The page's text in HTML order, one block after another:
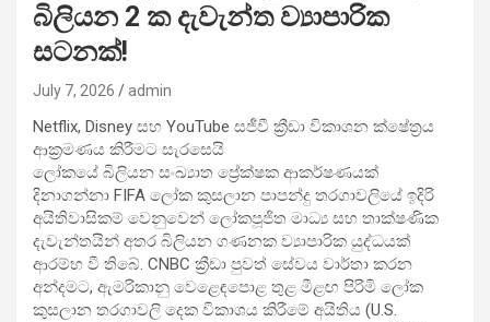
බිලියන 2 ක දැවැන්ත ව්‍යාපාරික
සටනක්!
July 7, 2026 admin
Netflix, Disney සහ YouTube සජීවී ක්‍රීඩා විකාශන ක්ෂේත්‍රය
ආක්‍රමණය කිරීමට සැරසෙයි
ලෝකයේ බිලියන සංඛ්‍යාත ප්‍රේක්ෂක ආකර්ෂණයක්
දිනාගන්නා FIFA ලෝක කුසලාන පාපන්දු තරගාවලියේ ඉදිරි
අයිතිවාසිකම් වෙනුවෙන් ලෝකපූජිත මාධ්‍ය සහ තාක්ෂණික
දැවැන්තයින් අතර බිලියන ගණනක ව්‍යාපාරික යුද්ධයක්
ආරම්භ වී තිබේ. CNBC ක්‍රීඩා පුවත් සේවය වාර්තා කරන
අන්දමට, ඇමරිකානු වෙළෙඳපොළ තුළ මීළඟ පිරිමි ලෝක
කුසලාන තරගාවලි දෙක විකාශය කිරීමේ අයිතිය (U.S.